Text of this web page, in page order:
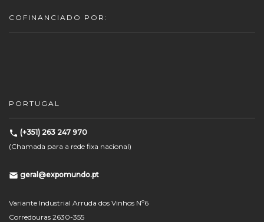
COFINANCIADO POR:
PORTUGAL
(+351) 263 247 970
(Chamada para a rede fixa nacional)
geral@expomundo.pt
Variante Industrial Arruda dos Vinhos Nº6
Corredouras 2630-355